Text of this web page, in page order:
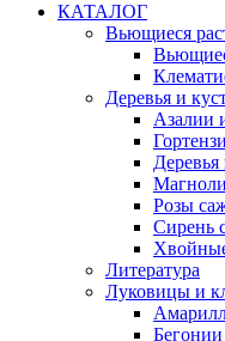
КАТАЛОГ
Вьющиеся
Деревья и
Азалии
Розы
Сирень
Литература
Луковицы и
Бегонии